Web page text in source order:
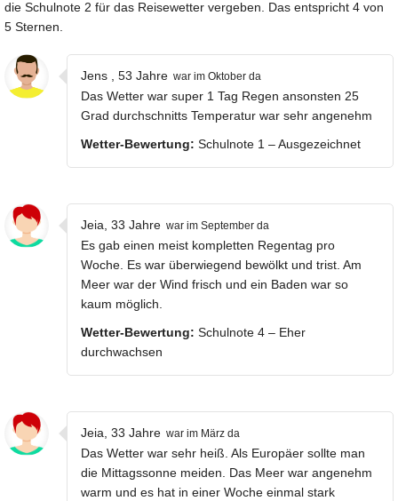
die Schulnote 2 für das Reisewetter vergeben. Das entspricht 4 von
5 Sternen.
Jens , 53 Jahre war im Oktober da
Das Wetter war super 1 Tag Regen ansonsten 25
Grad durchschnitts Temperatur war sehr angenehm
Wetter-Bewertung: Schulnote 1 – Ausgezeichnet
Jeia, 33 Jahre war im September da
Es gab einen meist kompletten Regentag pro
Woche. Es war überwiegend bewölkt und trist. Am
Meer war der Wind frisch und ein Baden war so
kaum möglich.
Wetter-Bewertung: Schulnote 4 – Eher
durchwachsen
Jeia, 33 Jahre war im März da
Das Wetter war sehr heiß. Als Europäer sollte man
die Mittagssonne meiden. Das Meer war angenehm
warm und es hat in einer Woche einmal stark